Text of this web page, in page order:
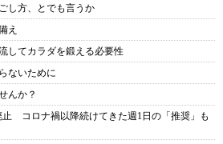
し方、とでも言うか
え
してカラダを鍛える必要性
ないために
んか？
止 コロナ禍以降続けてきた週1日の「推奨」も